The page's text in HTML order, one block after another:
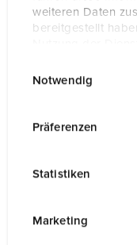
weiteren Daten
bereitgestellt
Notwendig
Präferenzen
Statistiken
Marketing